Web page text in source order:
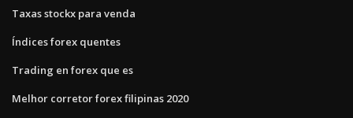
Taxas stockx para venda
Índices forex quentes
Trading en forex que es
Melhor corretor forex filipinas 2020